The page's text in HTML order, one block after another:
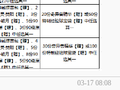
03-17 08:08